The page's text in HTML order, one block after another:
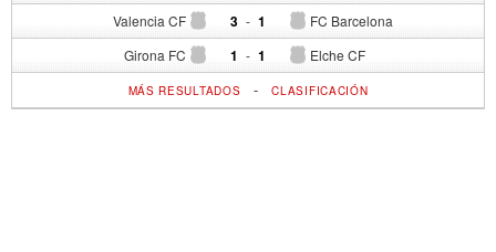
Valencia CF 3 - FC Barcelona
1
Girona FC 1 - Elche CF
1
MÁS RESULTADOS -CLASIFICACIÓN